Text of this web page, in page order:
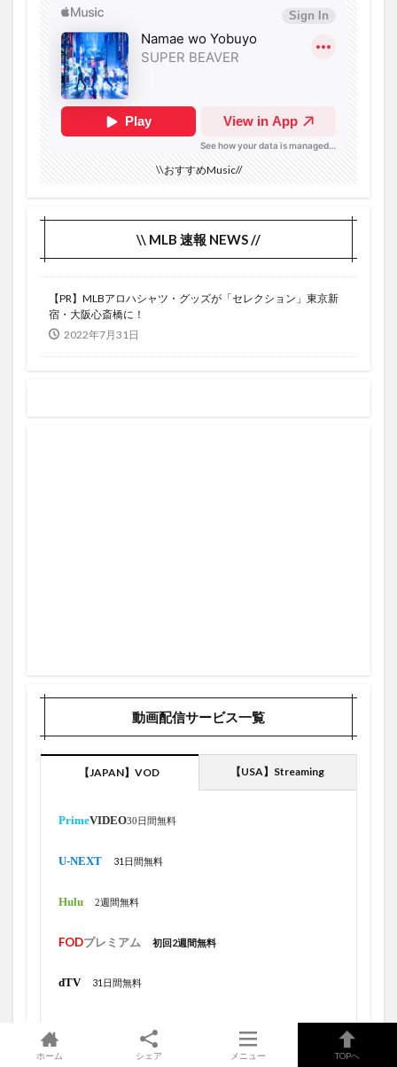
\\おすすめMusic//
\\ MLB 速報 NEWS //
【PR】MLBアロハシャツ・グッズが「セレクション」東京新
宿・大阪心斎橋に！
2022年7月31日
動画配信サービス一覧
【JAPAN】VOD 【USA】Streaming
PrimeVIDEO30日間無料
U-NEXT 31日間無料
Hulu 2週間無料
FODプレミアム 初回2週間無料
dTV 31日間無料
dTVチャンネル 31日間無料
ホーム シェア メニュー TOPへ